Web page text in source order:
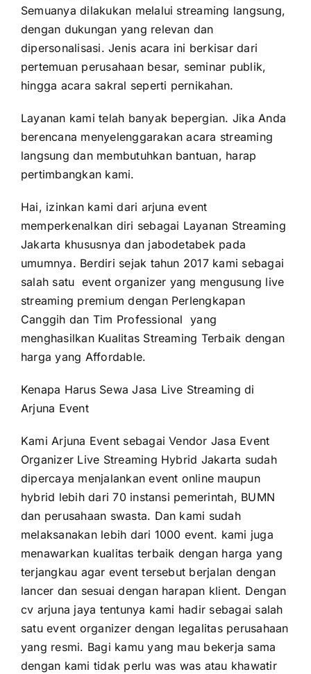
Semuanya dilakukan melalui streaming langsung,
dengan dukungan yang relevan dan
dipersonalisasi. Jenis acara ini berkisar dari
pertemuan perusahaan besar, seminar publik,
hingga acara sakral seperti pernikahan.
Layanan kami telah banyak bepergian. Jika Anda
berencana menyelenggarakan acara streaming
langsung dan membutuhkan bantuan, harap
pertimbangkan kami.
Hai, izinkan kami dari arjuna event
memperkenalkan diri sebagai Layanan Streaming
Jakarta khususnya dan jabodetabek pada
umumnya. Berdiri sejak tahun 2017 kami sebagai
salah satu event organizer yang mengusung live
streaming premium dengan Perlengkapan
Canggih dan Tim Professional yang
menghasilkan Kualitas Streaming Terbaik dengan
harga yang Affordable.
Kenapa Harus Sewa Jasa Live Streaming di
Arjuna Event
Kami Arjuna Event sebagai Vendor Jasa Event
Organizer Live Streaming Hybrid Jakarta sudah
dipercaya menjalankan event online maupun
hybrid lebih dari 70 instansi pemerintah, BUMN
dan perusahaan swasta. Dan kami sudah
melaksanakan lebih dari 1000 event. kami juga
menawarkan kualitas terbaik dengan harga yang
terjangkau agar event tersebut berjalan dengan
lancer dan sesuai dengan harapan klient. Dengan
cv arjuna jaya tentunya kami hadir sebagai salah
satu event organizer dengan legalitas perusahaan
yang resmi. Bagi kamu yang mau bekerja sama
dengan kami tidak perlu was was atau khawatir